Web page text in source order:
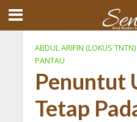
ABDUL ARIFIN (LOKUS TNTN)
PANTAU
Penuntut
Tetap